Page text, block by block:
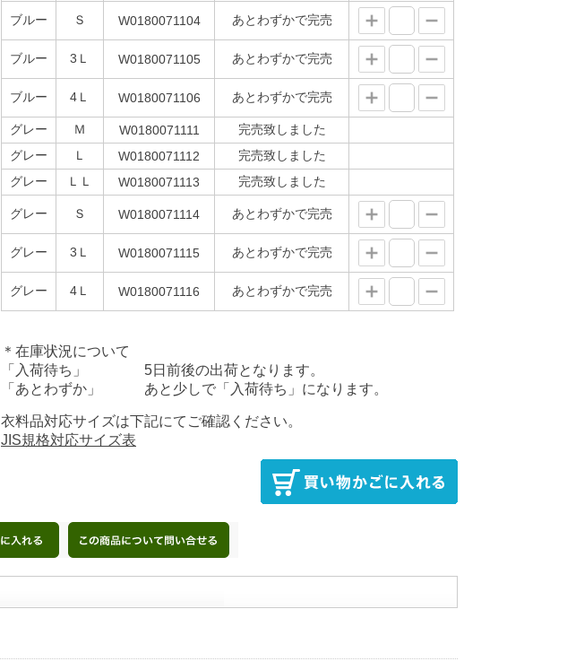
ブルー Ｓ W0180071104 あとわずかで完売
ブルー 3Ｌ W0180071105 あとわずかで完売
ブルー 4Ｌ W0180071106 あとわずかで完売
グレー Ｍ W0180071111
完売致しました
グレー
Ｌ W0180071112
完売致しました
グレー
ＬＬ W0180071113 完売致しました
グレー Ｓ W0180071114 あとわずかで完売
グレー 3Ｌ W0180071115 あとわずかで完売
グレー 4Ｌ W0180071116 あとわずかで完売
＊在庫状況について
「入荷待ち」 5日前後の出荷となります。
「あとわずか」 あと少しで「入荷待ち」になります。
衣料品対応サイズは下記にてご確認ください。
JIS規格対応サイズ表